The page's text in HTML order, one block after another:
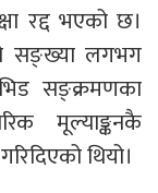
रद्द भएको छ।
सङ्ख्या लगभग
सङ्क्रमणका
मूल्याङ्कनकै
थियो।